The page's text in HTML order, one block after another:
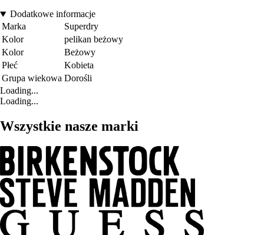
Dodatkowe informacje
Marka
Superdry
Kolor
pelikan beżowy
Kolor
Beżowy
Płeć
Kobieta
Grupa wiekowa Dorośli
Loading...
Loading...
Wszystkie nasze marki